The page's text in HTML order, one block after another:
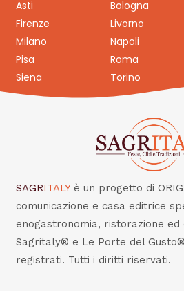
Asti Bologna
Firenze
Livorno
Milano
Napoli
Pisa
Roma
Siena
Torino
SAGRITALY è un progetto di
comunicazione e casa editrice
enogastronomia, ristorazione ed
Sagritaly® e Le Porte del
registrati. Tutti i diritti riservati.